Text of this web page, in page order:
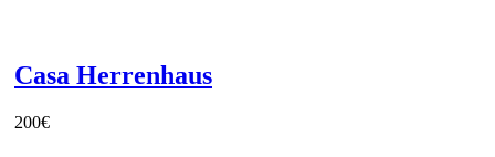
Casa Herrenhaus
200€